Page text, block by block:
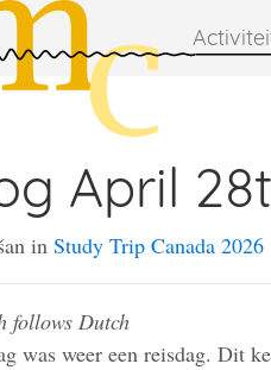
April
inStudy Trip Canada 2026
follows Dutch
was weer een reisdag. Dit